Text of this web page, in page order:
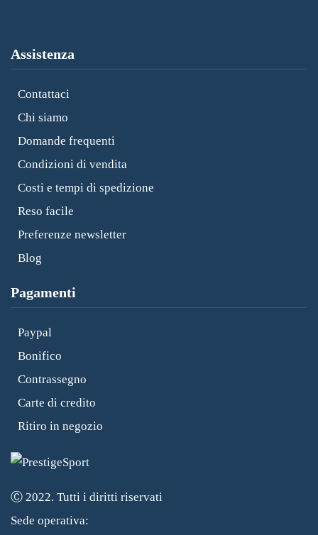
Assistenza
Contattaci
Chi siamo
Domande frequenti
Condizioni di vendita
Costi e tempi di spedizione
Reso facile
Preferenze newsletter
Blog
Pagamenti
Paypal
Bonifico
Contrassegno
Carte di credito
Ritiro in negozio
Ⓒ 2022. Tutti i diritti riservati
Sede operativa: